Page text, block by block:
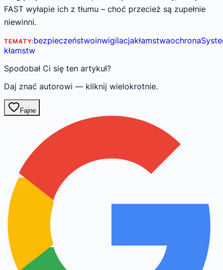
FAST wyłapie ich z tłumu – choć przecież są zupełnie
niewinni.
TEMATY:bezpieczeństwoinwigilacjakłamstwaochrona
kłamstw
Spodobał Ci się ten artykuł?
Daj znać autorowi — kliknij wielokrotnie.
Fajne